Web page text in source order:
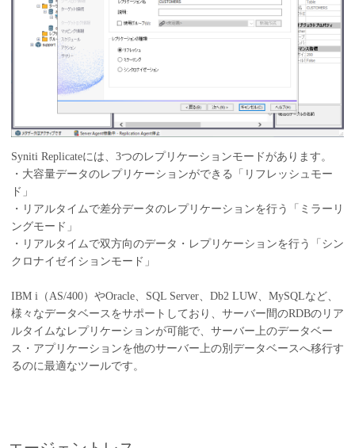
Syniti Replicateには、3つのレプリケーションモードがあります。
・大容量データのレプリケーションができる「リフレッシュモー
ド」
・リアルタイムで差分データのレプリケーションを行う「ミラーリ
ングモード」
・リアルタイムで双方向のデータ・レプリケーションを行う「シン
クロナイゼイションモード」
IBM i（AS/400）やOracle、SQL Server、Db2 LUW、MySQLなど、
様々なデータベースをサポートしており、サーバー間のRDBのリア
ルタイムなレプリケーションが可能で、サーバー上のデータベー
ス・アプリケーションを他のサーバー上の別データベースへ移行す
るのに最適なツールです。